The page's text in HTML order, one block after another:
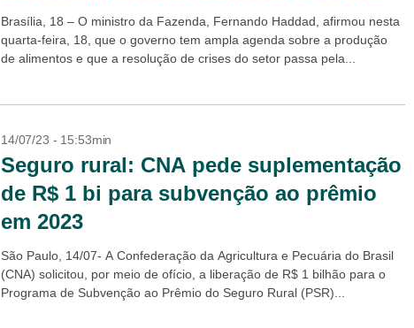
Brasília, 18 – O ministro da Fazenda, Fernando Haddad, afirmou nesta
quarta-feira, 18, que o governo tem ampla agenda sobre a produção
de alimentos e que a resolução de crises do setor passa pela...
14/07/23 - 15:53min
Seguro rural: CNA pede suplementação
de R$ 1 bi para subvenção ao prêmio
em 2023
São Paulo, 14/07- A Confederação da Agricultura e Pecuária do Brasil
(CNA) solicitou, por meio de ofício, a liberação de R$ 1 bilhão para o
Programa de Subvenção ao Prêmio do Seguro Rural (PSR)...